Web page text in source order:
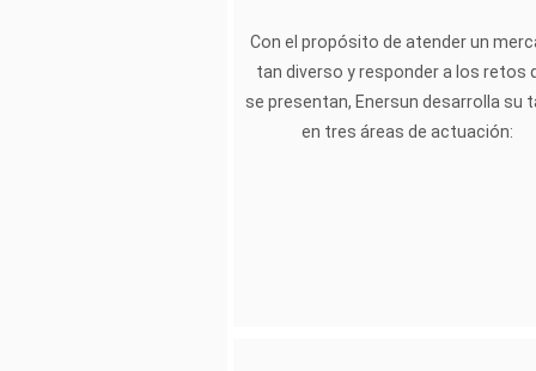
Con el propósito de atender un
tan diverso y responder a los retos
se presentan, Enersun desarrolla su
en tres áreas de actuación: